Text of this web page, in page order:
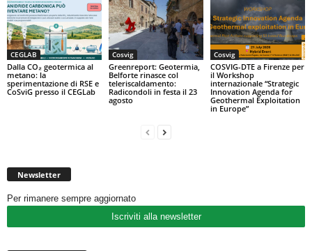
CEGLAB
Dalla CO₂ geotermica al
metano: la
sperimentazione di RSE e
CoSviG presso il CEGLab
Cosvig
Greenreport: Geotermia,
Belforte rinasce col
teleriscaldamento:
Radicondoli in festa il 23
agosto
Cosvig
COSVIG-DTE a Firenze per
il Workshop
internazionale “Strategic
Innovation Agenda for
Geothermal Exploitation
in Europe”
Newsletter
Per rimanere sempre aggiornato
Iscriviti alla newsletter